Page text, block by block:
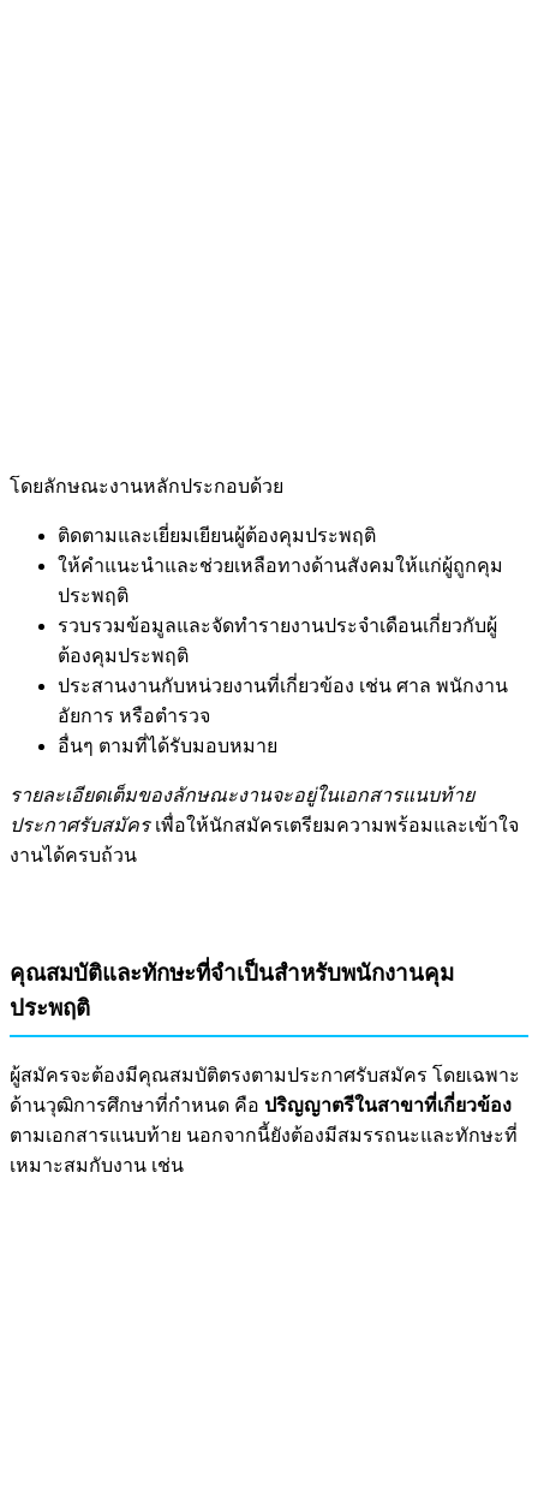
โดยลักษณะงานหลักประกอบด้วย
ติดตามและเยี่ยมเยียนผู้ต้องคุมประพฤติ
ให้คำแนะนำและช่วยเหลือทางด้านสังคมให้แก่ผู้ถูกคุม
ประพฤติ
รวบรวมข้อมูลและจัดทำรายงานประจำเดือนเกี่ยวกับผู้
ต้องคุมประพฤติ
ประสานงานกับหน่วยงานที่เกี่ยวข้อง เช่น ศาล พนักงาน
อัยการ หรือตำรวจ
อื่นๆ ตามที่ได้รับมอบหมาย
รายละเอียดเต็มของลักษณะงานจะอยู่ในเอกสารแนบท้าย
ประกาศรับสมัครเพื่อให้นักสมัครเตรียมความพร้อมและเข้าใจ
งานได้ครบถ้วน
คุณสมบัติและทักษะที่จำเป็นสำหรับพนักงานคุม
ประพฤติ
ผู้สมัครจะต้องมีคุณสมบัติตรงตามประกาศรับสมัคร โดยเฉพาะ
ด้านวุฒิการศึกษาที่กำหนด คือ ปริญญาตรีในสาขาที่เกี่ยวข้อง
ตามเอกสารแนบท้าย นอกจากนี้ยังต้องมีสมรรถนะและทักษะที่
เหมาะสมกับงาน เช่น